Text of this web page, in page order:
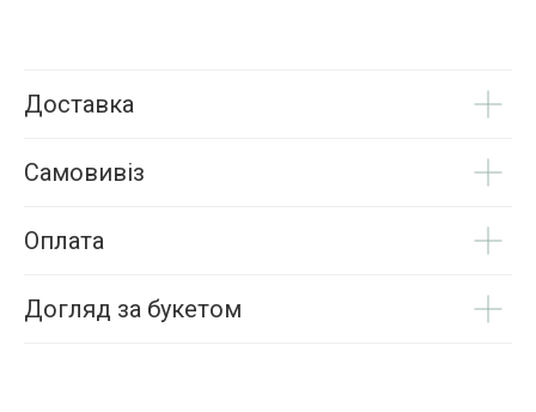
Доставка
Самовивіз
Оплата
Догляд за букетом